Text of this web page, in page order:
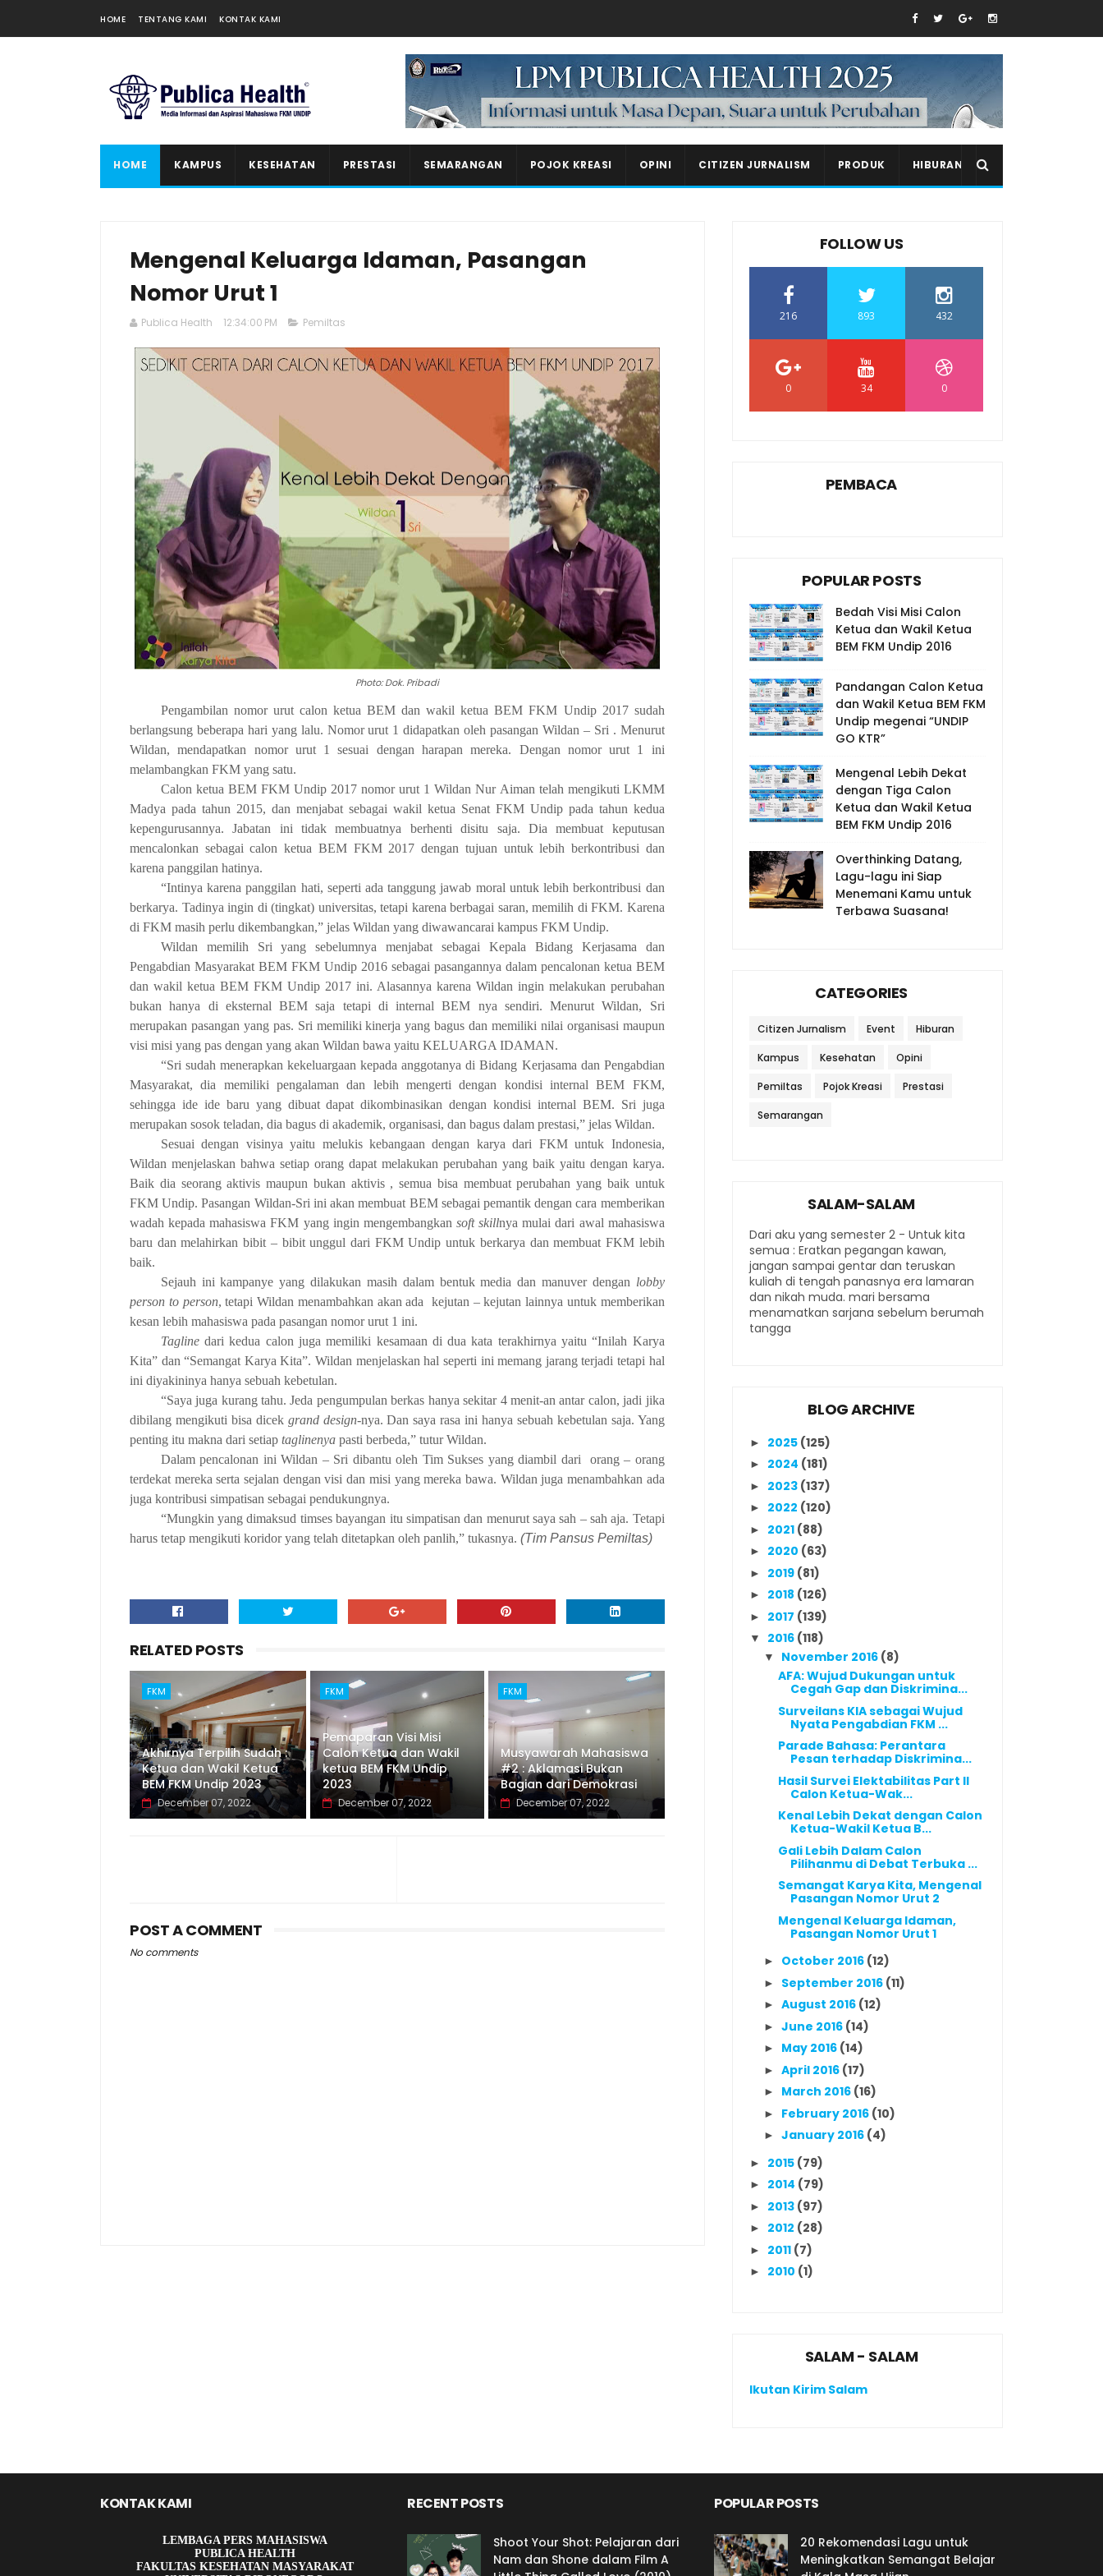
HOME TENTANG KAMI KONTAK KAMI
Masukkan iklan disini!
HOME KAMPUS KESEHATAN PRESTASI SEMARANGAN POJOK KREASI OPINI CITIZEN JURNALISM PRODUK HIBURAN
Mengenal Keluarga Idaman, Pasangan
Nomor Urut 1
Publica Health 12:34:00 PM Pemiltas
Photo: Dok. Pribadi
Pengambilan nomor urut calon ketua BEM dan wakil ketua BEM FKM Undip 2017 sudah
berlangsung beberapa hari yang lalu. Nomor urut 1 didapatkan oleh pasangan Wildan – Sri . Menurut
Wildan, mendapatkan nomor urut 1 sesuai dengan harapan mereka. Dengan nomor urut 1 ini
melambangkan FKM yang satu.
Calon ketua BEM FKM Undip 2017 nomor urut 1 Wildan Nur Aiman telah mengikuti LKMM
Madya pada tahun 2015, dan menjabat sebagai wakil ketua Senat FKM Undip pada tahun kedua
kepengurusannya. Jabatan ini tidak membuatnya berhenti disitu saja. Dia membuat keputusan
mencalonkan sebagai calon ketua BEM FKM 2017 dengan tujuan untuk lebih berkontribusi dan
karena panggilan hatinya.
“Intinya karena panggilan hati, seperti ada tanggung jawab moral untuk lebih berkontribusi dan
berkarya. Tadinya ingin di (tingkat) universitas, tetapi karena berbagai saran, memilih di FKM. Karena
di FKM masih perlu dikembangkan,” jelas Wildan yang diwawancarai kampus FKM Undip.
Wildan memilih Sri yang sebelumnya menjabat sebagai Kepala Bidang Kerjasama dan
Pengabdian Masyarakat BEM FKM Undip 2016 sebagai pasangannya dalam pencalonan ketua BEM
dan wakil ketua BEM FKM Undip 2017 ini. Alasannya karena Wildan ingin melakukan perubahan
bukan hanya di eksternal BEM saja tetapi di internal BEM nya sendiri. Menurut Wildan, Sri
merupakan pasangan yang pas. Sri memiliki kinerja yang bagus dan memiliki nilai organisasi maupun
visi misi yang pas dengan yang akan Wildan bawa yaitu KELUARGA IDAMAN.
“Sri sudah menerapkan kekeluargaan kepada anggotanya di Bidang Kerjasama dan Pengabdian
Masyarakat, dia memiliki pengalaman dan lebih mengerti dengan kondisi internal BEM FKM,
sehingga ide ide baru yang dibuat dapat dikombinasikan dengan kondisi internal BEM. Sri juga
merupakan sosok teladan, dia bagus di akademik, organisasi, dan bagus dalam prestasi,” jelas Wildan.
Sesuai dengan visinya yaitu melukis kebangaan dengan karya dari FKM untuk Indonesia,
Wildan menjelaskan bahwa setiap orang dapat melakukan perubahan yang baik yaitu dengan karya.
Baik dia seorang aktivis maupun bukan aktivis , semua bisa membuat perubahan yang baik untuk
FKM Undip. Pasangan Wildan-Sri ini akan membuat BEM sebagai pemantik dengan cara memberikan
wadah kepada mahasiswa FKM yang ingin mengembangkan soft skillnya mulai dari awal mahasiswa
baru dan melahirkan bibit – bibit unggul dari FKM Undip untuk berkarya dan membuat FKM lebih
baik.
Sejauh ini kampanye yang dilakukan masih dalam bentuk media dan manuver dengan lobby
person to person, tetapi Wildan menambahkan akan ada kejutan – kejutan lainnya untuk memberikan
kesan lebih mahasiswa pada pasangan nomor urut 1 ini.
Taglinedari kedua calon juga memiliki kesamaan di dua kata terakhirnya yaitu “Inilah Karya
Kita” dan “Semangat Karya Kita”. Wildan menjelaskan hal seperti ini memang jarang terjadi tetapi hal
ini diyakininya hanya sebuah kebetulan.
“Saya juga kurang tahu. Jeda pengumpulan berkas hanya sekitar 4 menit-an antar calon, jadi jika
dibilang mengikuti bisa dicek grand design-nya. Dan saya rasa ini hanya sebuah kebetulan saja. Yang
penting itu makna dari setiap taglinenya pasti berbeda,” tutur Wildan.
Dalam pencalonan ini Wildan – Sri dibantu oleh Tim Sukses yang diambil dari orang – orang
terdekat mereka serta sejalan dengan visi dan misi yang mereka bawa. Wildan juga menambahkan ada
juga kontribusi simpatisan sebagai pendukungnya.
“Mungkin yang dimaksud timses bayangan itu simpatisan dan menurut saya sah – sah aja. Tetapi
harus tetap mengikuti koridor yang telah ditetapkan oleh panlih,” tukasnya. (Tim Pansus Pemiltas)
RELATED POSTS
FKM
Akhirnya Terpilih Sudah :
Ketua dan Wakil Ketua
BEM FKM Undip 2023
December 07, 2022
FKM
Pemaparan Visi Misi
Calon Ketua dan Wakil
ketua BEM FKM Undip
2023
December 07, 2022
FKM
Musyawarah Mahasiswa
#2 : Aklamasi Bukan
Bagian dari Demokrasi
December 07, 2022
POST A COMMENT
No comments
FOLLOW US
216 893 432
0 34 0
PEMBACA
POPULAR POSTS
Bedah Visi Misi Calon
Ketua dan Wakil Ketua
BEM FKM Undip 2016
Pandangan Calon Ketua
dan Wakil Ketua BEM FKM
Undip megenai “UNDIP
GO KTR”
Mengenal Lebih Dekat
dengan Tiga Calon
Ketua dan Wakil Ketua
BEM FKM Undip 2016
Overthinking Datang,
Lagu-lagu ini Siap
Menemani Kamu untuk
Terbawa Suasana!
CATEGORIES
Citizen Jurnalism Event Hiburan
Kampus Kesehatan Opini
Pemiltas Pojok Kreasi Prestasi
Semarangan
SALAM-SALAM
Dari aku yang semester 2 - Untuk kita
semua : Eratkan pegangan kawan,
jangan sampai gentar dan teruskan
kuliah di tengah panasnya era lamaran
dan nikah muda. mari bersama
menamatkan sarjana sebelum berumah
tangga
BLOG ARCHIVE
► 2025 (125)
► 2024 (181)
► 2023 (137)
► 2022 (120)
► 2021 (88)
► 2020 (63)
► 2019 (81)
► 2018 (126)
► 2017 (139)
▼ 2016 (118)
▼ November 2016 (8)
AFA: Wujud Dukungan untuk
Cegah Gap dan Diskrimina...
Surveilans KIA sebagai Wujud
Nyata Pengabdian FKM ...
Parade Bahasa: Perantara
Pesan terhadap Diskrimina...
Hasil Survei Elektabilitas Part II
Calon Ketua-Wak...
Kenal Lebih Dekat dengan Calon
Ketua-Wakil Ketua B...
Gali Lebih Dalam Calon
Pilihanmu di Debat Terbuka ...
Semangat Karya Kita, Mengenal
Pasangan Nomor Urut 2
Mengenal Keluarga Idaman,
Pasangan Nomor Urut 1
► October 2016 (12)
► September 2016 (11)
► August 2016 (12)
► June 2016 (14)
► May 2016 (14)
► April 2016 (17)
► March 2016 (16)
► February 2016 (10)
► January 2016 (4)
► 2015 (79)
► 2014 (79)
► 2013 (97)
► 2012 (28)
► 2011 (7)
► 2010 (1)
SALAM - SALAM
Ikutan Kirim Salam
KONTAK KAMI
LEMBAGA PERS MAHASISWA
PUBLICA HEALTH
FAKULTAS KESEHATAN MASYARAKAT
RECENT POSTS
Shoot Your Shot: Pelajaran dari
Nam dan Shone dalam Film A
POPULAR POSTS
20 Rekomendasi Lagu untuk
Meningkatkan Semangat Belajar